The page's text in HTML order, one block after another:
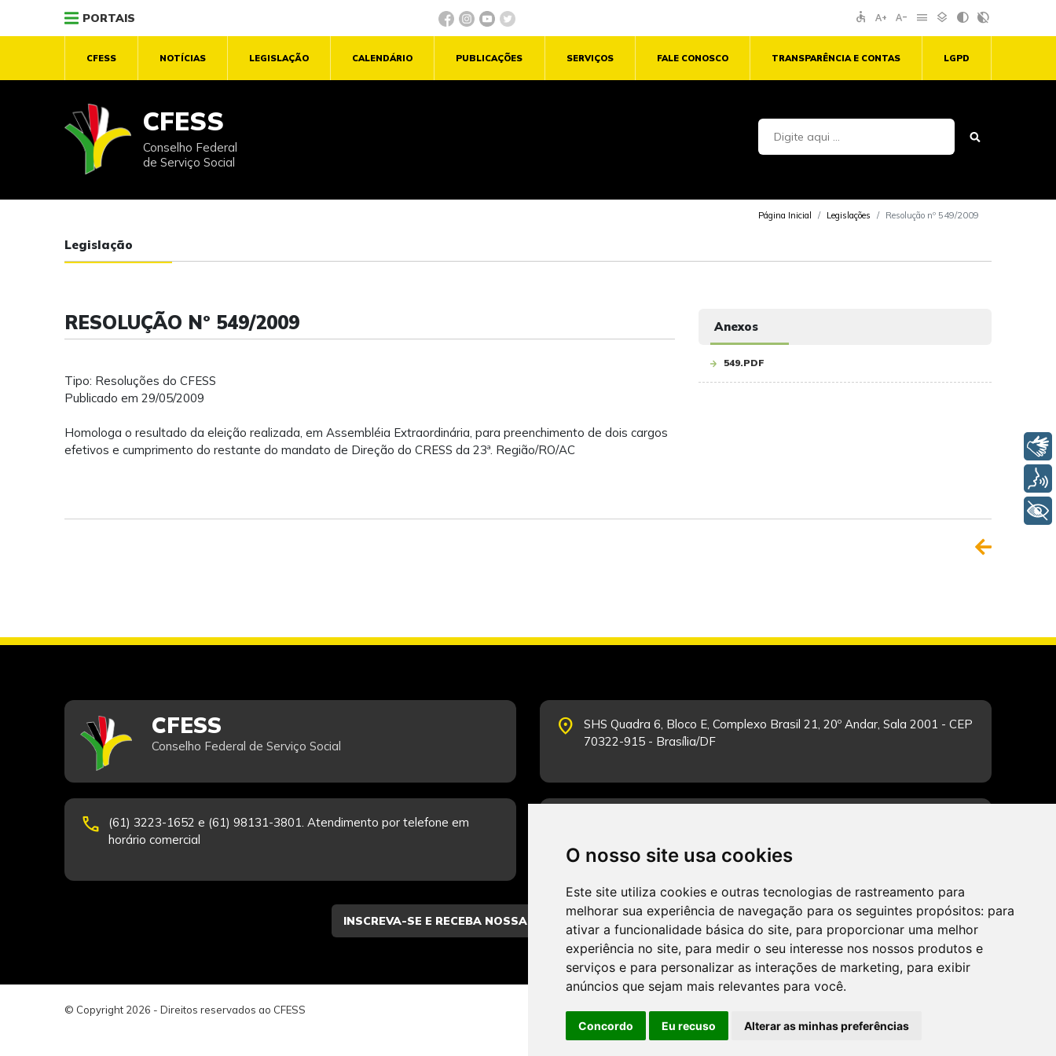
O nosso site usa cookies
Este site utiliza cookies e outras tecnologias de rastreamento para
melhorar sua experiência de navegação para os seguintes propósitos: para
ativar a funcionalidade básica do site, para proporcionar uma melhor
experiência no site, para medir o seu interesse nos nossos produtos e
serviços e para personalizar as interações de marketing, para exibir
anúncios que sejam mais relevantes para você.
Concordo Eu recuso Alterar as minhas preferências
PORTAIS accessible text_increase text_decrease menu layers contrast contrast_rtl_off
CFESS NOTÍCIAS LEGISLAÇÃO CALENDÁRIO PUBLICAÇÕES SERVIÇOS FALE CONOSCO TRANSPARÊNCIA E CONTAS LGPD
CFESS
Conselho Federal
de Serviço Social
Página Inicial Legislações Resolução nº 549/2009
Legislação
RESOLUÇÃO Nº 549/2009
Tipo: Resoluções do CFESS
Publicado em 29/05/2009
Homologa o resultado da eleição realizada, em Assembléia Extraordinária, para preenchimento de dois cargos
efetivos e cumprimento do restante do mandato de Direção do CRESS da 23ª. Região/RO/AC
Anexos
549.PDF
CFESS
Conselho Federal de Serviço Social
place
SHS Quadra 6, Bloco E, Complexo Brasil 21, 20º Andar, Sala 2001 - CEP
70322-915 - Brasília/DF
phone
(61) 3223-1652 e (61) 98131-3801. Atendimento por telefone em
horário comercial
CADASTRAR
© Copyright 2026 - Direitos reservados ao CFESS